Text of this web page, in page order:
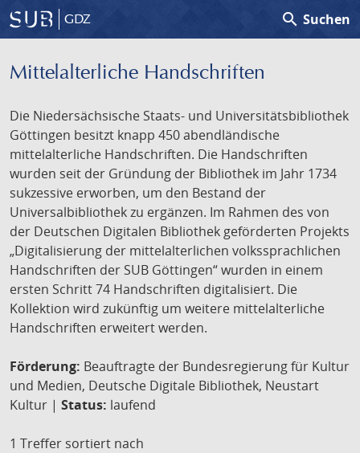
GDZ search Suchen
Mittelalterliche Handschriften
Die Niedersächsische Staats- und Universitätsbibliothek
Göttingen besitzt knapp 450 abendländische
mittelalterliche Handschriften. Die Handschriften
wurden seit der Gründung der Bibliothek im Jahr 1734
sukzessive erworben, um den Bestand der
Universalbibliothek zu ergänzen. Im Rahmen des von
der Deutschen Digitalen Bibliothek geförderten Projekts
„Digitalisierung der mittelalterlichen volkssprachlichen
Handschriften der SUB Göttingen“ wurden in einem
ersten Schritt 74 Handschriften digitalisiert. Die
Kollektion wird zukünftig um weitere mittelalterliche
Handschriften erweitert werden.
Förderung: Beauftragte der Bundesregierung für Kultur
und Medien, Deutsche Digitale Bibliothek, Neustart
Kultur | Status: laufend
1 Treffer sortiert nach